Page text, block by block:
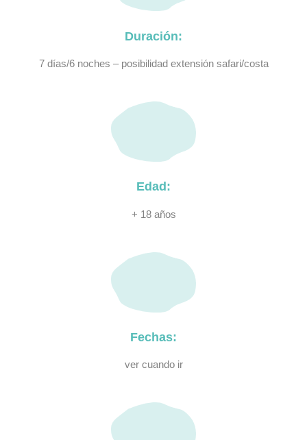
Duración:
7 días/6 noches – posibilidad extensión safari/costa
Edad:
+ 18 años
Fechas:
ver cuando ir